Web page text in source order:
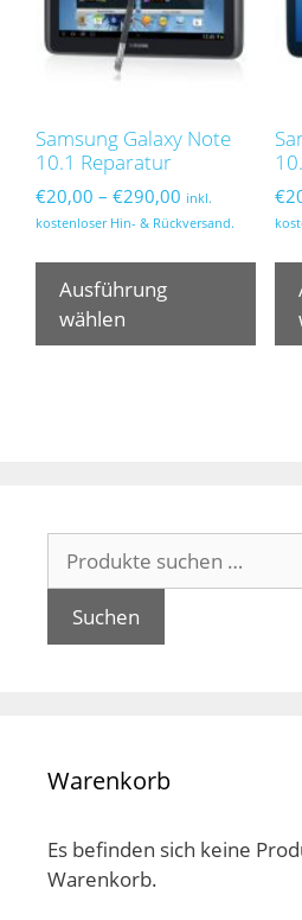
der
Samsung Galaxy Note
10.1 Reparatur
€20,00 – €290,00 Preisspanne:
€20,00
€290,00
inkl.
kostenloser Hin- & Rückversand.
Ausführung
wählen
€
Suchen
nach:
Suchen
Warenkorb
Es befinden sich keine
Warenkorb.